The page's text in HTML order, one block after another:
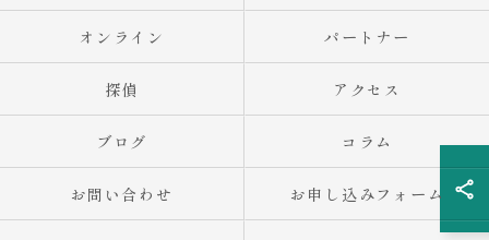
オンライン パートナー
探偵 アクセス
ブログ コラム
お問い合わせ お申し込みフォーム